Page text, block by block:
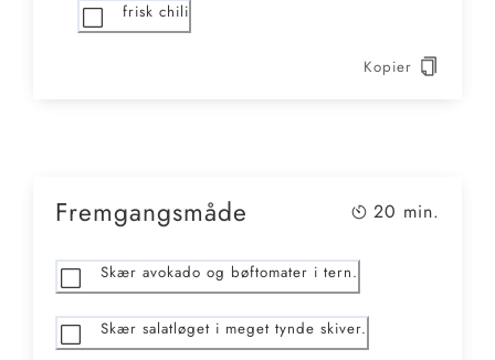
frisk chili
Kopier
Fremgangsmåde 20 min.
Skær avokado og bøftomater i tern.
Skær salatløget i meget tynde skiver.